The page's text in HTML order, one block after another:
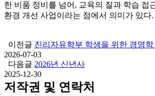
한 비품 정비를 넘어, 교육의 질과 학습 접
환경 개선 사업이라는 점에서 의미가 있다.
이전글 진리자유학부 학생을 위한 경영학
2026-07-03
다음글 2026년 신년사
2025-12-30
저작권 및 연락처